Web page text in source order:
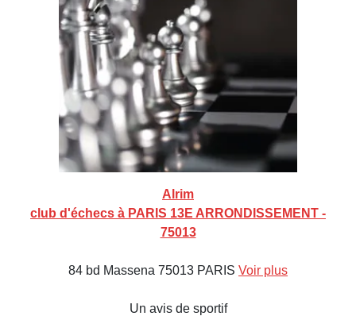
Alrim
club d'échecs à PARIS 13E ARRONDISSEMENT -
75013
84 bd Massena 75013 PARIS Voir plus
Un avis de sportif